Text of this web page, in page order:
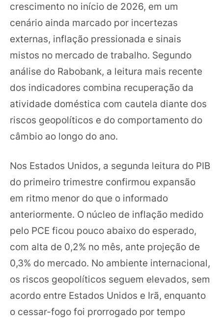
crescimento no início de 2026, em um
cenário ainda marcado por incertezas
externas, inflação pressionada e sinais
mistos no mercado de trabalho. Segundo
análise do Rabobank, a leitura mais recente
dos indicadores combina recuperação da
atividade doméstica com cautela diante dos
riscos geopolíticos e do comportamento do
câmbio ao longo do ano.
Nos Estados Unidos, a segunda leitura do PIB
do primeiro trimestre confirmou expansão
em ritmo menor do que o informado
anteriormente. O núcleo de inflação medido
pelo PCE ficou pouco abaixo do esperado,
com alta de 0,2% no mês, ante projeção de
0,3% do mercado. No ambiente internacional,
os riscos geopolíticos seguem elevados, sem
acordo entre Estados Unidos e Irã, enquanto
o cessar-fogo foi prorrogado por tempo